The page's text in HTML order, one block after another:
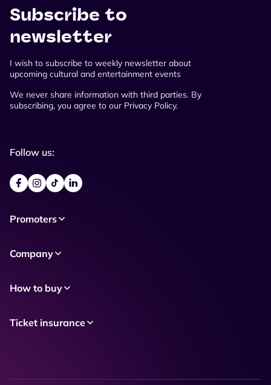
Subscribe to
newsletter
I wish to subscribe to weekly newsletter about
upcoming cultural and entertainment events
We never share information with third parties. By
subscribing, you agree to our Privacy Policy.
Follow us:
Promoters
Company
How to buy
Ticket insurance